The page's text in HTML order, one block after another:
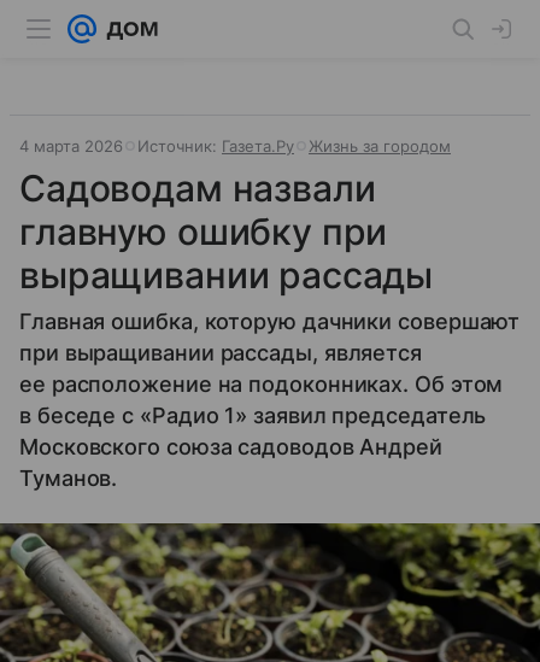
4 марта 2026 Источник: Газета.Ру Жизнь за городом
Садоводам назвали
главную ошибку при
выращивании рассады
Главная ошибка, которую дачники совершают
при выращивании рассады, является
ее расположение на подоконниках. Об этом
в беседе с «Радио 1» заявил председатель
Московского союза садоводов Андрей
Туманов.